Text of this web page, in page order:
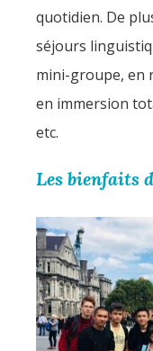
quotidien. De
séjours
mini-groupe, en
en immersion
etc.
Les bienfaits